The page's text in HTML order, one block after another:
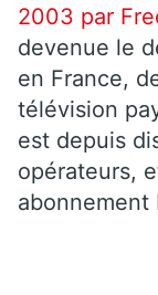
2003 par
devenue le
en France,
télévision
est depuis
opérateurs,
abonnement